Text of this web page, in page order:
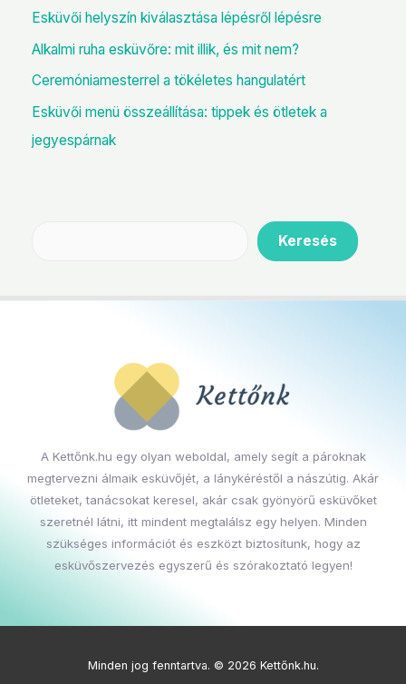
Esküvői helyszín kiválasztása lépésről lépésre
Alkalmi ruha esküvőre: mit illik, és mit nem?
Ceremóniamesterrel a tökéletes hangulatért
Esküvői menü összeállítása: tippek és ötletek a
jegyespárnak
Keresés
A Kettőnk.hu egy olyan weboldal, amely segít a pároknak
megtervezni álmaik esküvőjét, a lánykéréstől a nászútig. Akár
ötleteket, tanácsokat keresel, akár csak gyönyörű esküvőket
szeretnél látni, itt mindent megtalálsz egy helyen. Minden
szükséges információt és eszközt biztosítunk, hogy az
esküvőszervezés egyszerű és szórakoztató legyen!
Minden jog fenntartva. © 2026 Kettőnk.hu.